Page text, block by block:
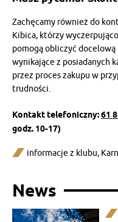
Zachęcamy również do
Kibica, którzy
pomogą obliczyć
wynikające z posiadanych
przez proces zakupu w
trudności.
Kontakt telefoniczny:61
godz. 10-17)
informacje z klubu,
News